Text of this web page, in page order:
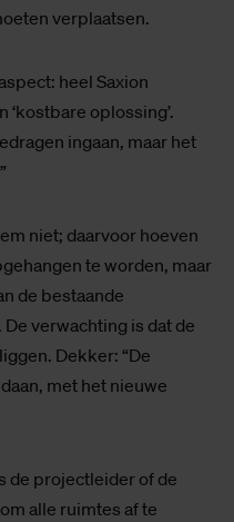
verplaatsen.
heel Saxion
‘kostbare oplossing’.
ingaan, maar het
niet; daarvoor hoeven
te worden, maar
de bestaande
verwachting is dat de
Dekker: “De
met het nieuwe
de projectleider of de
alle ruimtes af te